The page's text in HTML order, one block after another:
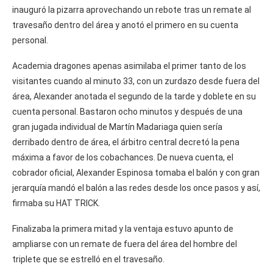
inauguró la pizarra aprovechando un rebote tras un remate al
travesaño dentro del área y anotó el primero en su cuenta
personal.
Academia dragones apenas asimilaba el primer tanto de los
visitantes cuando al minuto 33, con un zurdazo desde fuera del
área, Alexander anotada el segundo de la tarde y doblete en su
cuenta personal. Bastaron ocho minutos y después de una
gran jugada individual de Martín Madariaga quien sería
derribado dentro de área, el árbitro central decretó la pena
máxima a favor de los cobachances. De nueva cuenta, el
cobrador oficial, Alexander Espinosa tomaba el balón y con gran
jerarquía mandó el balón a las redes desde los once pasos y así,
firmaba su HAT TRICK.
Finalizaba la primera mitad y la ventaja estuvo apunto de
ampliarse con un remate de fuera del área del hombre del
triplete que se estrelló en el travesaño.